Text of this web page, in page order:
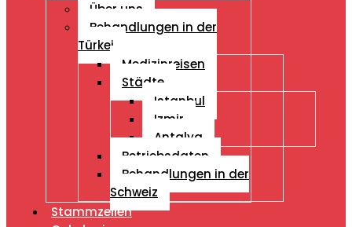
Über uns
Behandlungen in der
Türkei
Medizinreisen
Städte
Istanbul
Izmir
Antalya
Betriebsdaten
Behandlungen in der
Schweiz
Stammzellen